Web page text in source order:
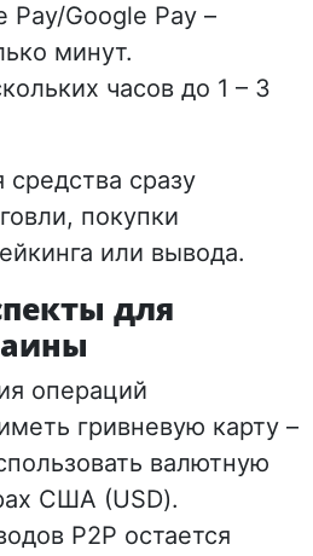
Pay/Google Pay –
минут.
часов до 1 – 3
сразу
покупки
или вывода.
для
операций
гривневую карту –
валютную
США (USD).
P2P остается